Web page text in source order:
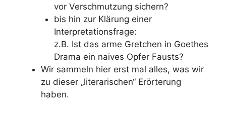
vor Verschmutzung sichern?
bis hin zur Klärung einer
Interpretationsfrage:
z.B. Ist das arme Gretchen in Goethes
Drama ein naives Opfer Fausts?
Wir sammeln hier erst mal alles, was wir
zu dieser „literarischen“ Erörterung
haben.